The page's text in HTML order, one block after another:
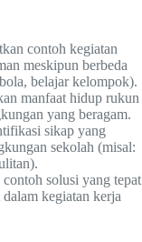
contoh kegiatan
meskipun berbeda
belajar kelompok).
manfaat hidup rukun
yang beragam.
sikap yang
sekolah (misal:
solusi yang tepat
kegiatan kerja